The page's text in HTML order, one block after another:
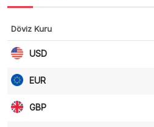
Döviz Kuru
USD
EUR
GBP